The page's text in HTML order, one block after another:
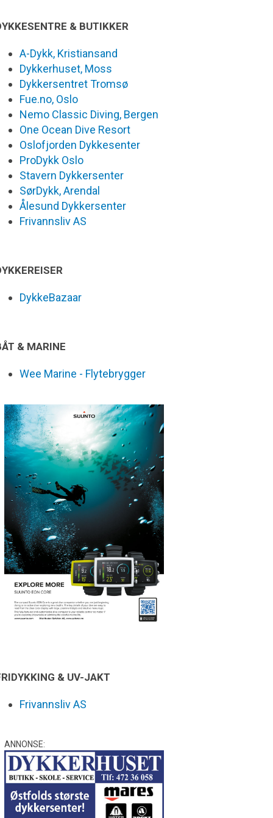
& BUTIKKER
A-Dykk, Kristiansand
Dykkerhuset, Moss
Dykkersentret Tromsø
Fue.no, Oslo
Nemo Classic Diving, Bergen
One Ocean Dive Resort
Oslofjorden Dykkesenter
ProDykk Oslo
Stavern Dykkersenter
SørDykk, Arendal
Ålesund Dykkersenter
Frivannsliv AS
DykkeBazaar
& MARINE
Wee Marine - Flytebrygger
& UV-JAKT
Frivannsliv AS
ANNONSE: